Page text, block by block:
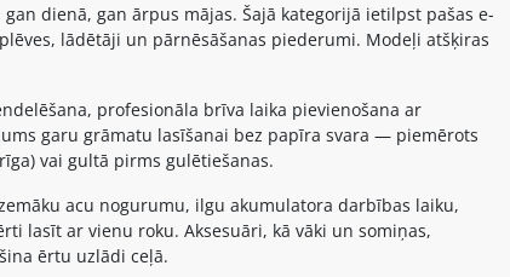
dienā, gan ārpus mājas. Šajā kategorijā ietilpst pašas e-
lādētāji un pārnēsāšanas piederumi. Modeļi atšķiras
profesionāla brīva laika pievienošana ar
garu grāmatu lasīšanai bez papīra svara — piemērots
vai gultā pirms gulētiešanas.
acu nogurumu, ilgu akumulatora darbības laiku,
lasīt ar vienu roku. Aksesuāri, kā vāki un somiņas,
ērtu uzlādi ceļā.